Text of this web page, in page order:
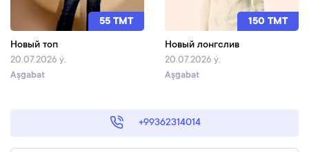
55 TMT
Новый топ
20.07.2026 ý.
Aşgabat
150 TMT
Новый лонгслив
20.07.2026 ý.
Aşgabat
+99362314014